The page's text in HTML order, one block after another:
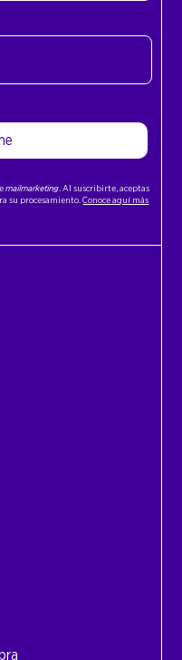
mailmarketing. Al suscribirte, aceptas
su procesamiento.Conoce aquí más